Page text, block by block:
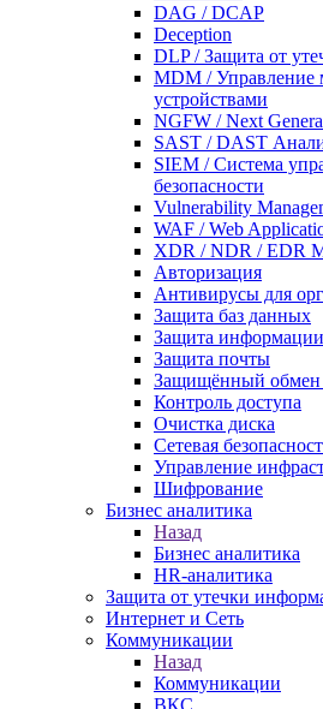
DAG / DCAP
Deception
DLP / Защита от
MDM / Управление
устройствами
NGFW / Next
SAST / DAST
SIEM / Система
безопасности
Vulnerability
WAF / Web
XDR / NDR / EDR
Авторизация
Антивирусы для
Защита баз данных
Защита информации
Защита почты
Защищённый обмен
Контроль доступа
Очистка диска
Сетевая
Управление
Шифрование
Бизнес аналитика
Назад
Бизнес аналитика
HR-аналитика
Защита от утечки
Интернет и Сеть
Коммуникации
Назад
Коммуникации
ВКС